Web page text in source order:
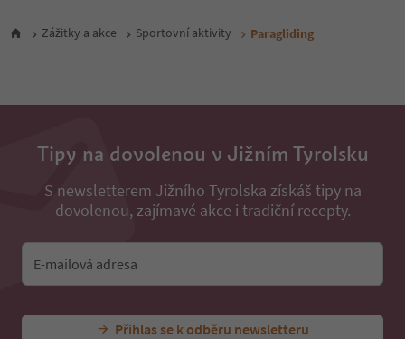
Zážitky a akce Sportovní aktivity Paragliding
Tipy na dovolenou v Jižním Tyrolsku
S newsletterem Jižního Tyrolska získáš tipy na
dovolenou, zajímavé akce i tradiční recepty.
E-mailová adresa
Přihlas se k odběru newsletteru